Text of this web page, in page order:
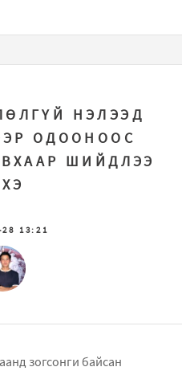
НЭЛЭЭД
ОДООНООС
ШИЙДЛЭЭ
13:21
зогсонги байсан